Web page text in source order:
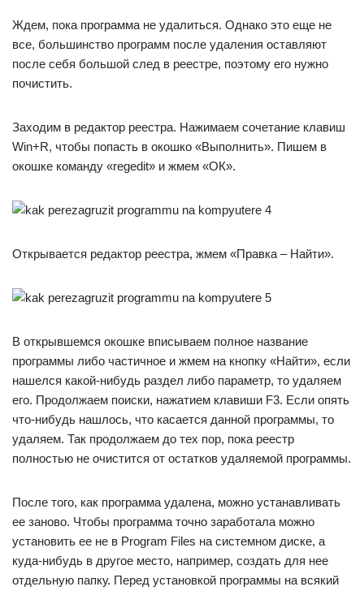
Ждем, пока программа не удалиться. Однако это еще не
все, большинство программ после удаления оставляют
после себя большой след в реестре, поэтому его нужно
почистить.
Заходим в редактор реестра. Нажимаем сочетание клавиш
Win+R, чтобы попасть в окошко «Выполнить». Пишем в
окошке команду «regedit» и жмем «ОК».
Открывается редактор реестра, жмем «Правка – Найти».
В открывшемся окошке вписываем полное название
программы либо частичное и жмем на кнопку «Найти», если
нашелся какой-нибудь раздел либо параметр, то удаляем
его. Продолжаем поиски, нажатием клавиши F3. Если опять
что-нибудь нашлось, что касается данной программы, то
удаляем. Так продолжаем до тех пор, пока реестр
полностью не очистится от остатков удаляемой программы.
После того, как программа удалена, можно устанавливать
ее заново. Чтобы программа точно заработала можно
установить ее не в Program Files на системном диске, а
куда-нибудь в другое место, например, создать для нее
отдельную папку. Перед установкой программы на всякий